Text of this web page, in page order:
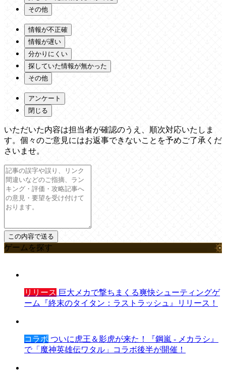
その他
情報が不正確
情報が遅い
分かりにくい
探していた情報が無かった
その他
アンケート
閉じる
いただいた内容は担当者が確認のうえ、順次対応いたしま
す。個々のご意見にはお返事できないことを予めご了承くだ
さいませ。
ゲームを探す
リリース 巨大メカで撃ちまくる爽快シューティングゲ
ーム『終末のタイタン：ラストラッシュ』リリース！
コラボ ついに虎王＆影虎が来た！『鋼嵐 - メカラシ』
で「魔神英雄伝ワタル」コラボ後半が開催！